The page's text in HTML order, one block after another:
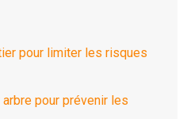
pour limiter les risques
pour prévenir les